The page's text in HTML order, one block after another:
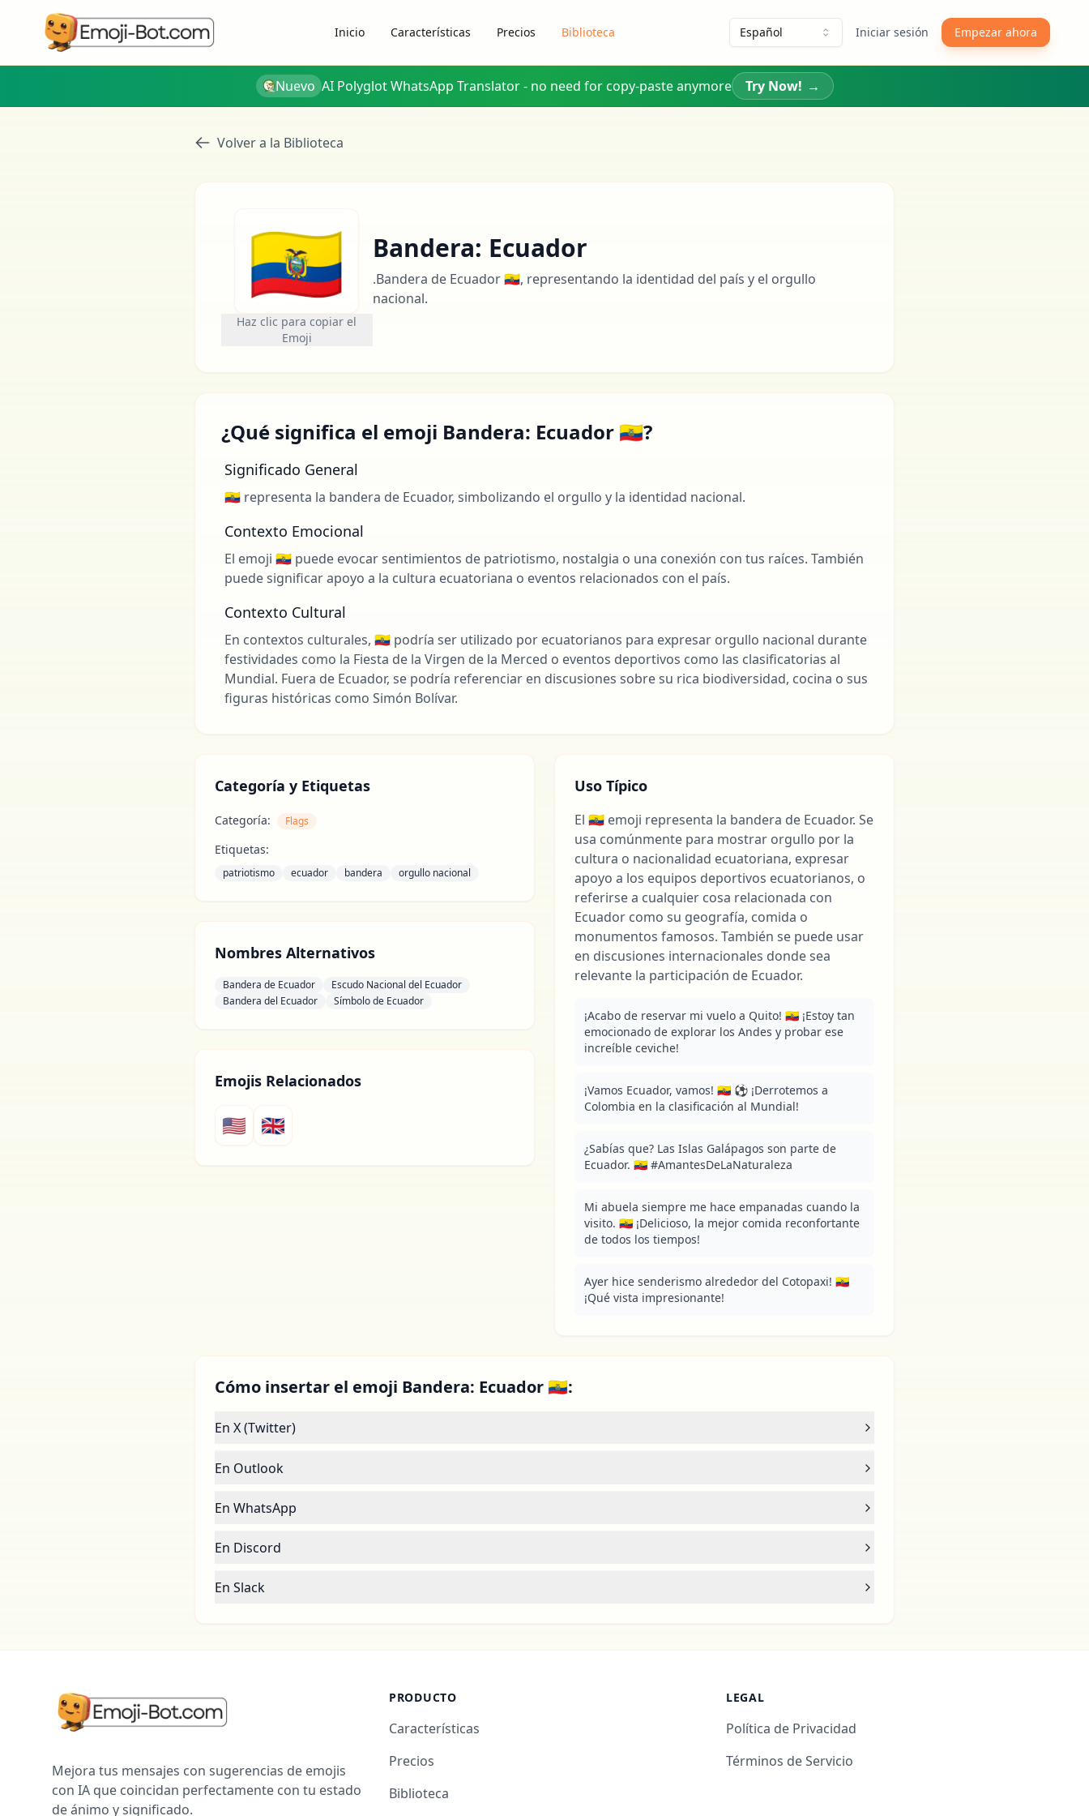
Inicio Características Precios Biblioteca Español Iniciar sesión Empezar ahora
Nuevo AI Polyglot WhatsApp Translator - no need for copy-paste anymore Try Now! →
Volver a la Biblioteca
🇪🇨
Haz clic para copiar el
Emoji
Bandera: Ecuador
.Bandera de Ecuador 🇪🇨, representando la identidad del país y el orgullo
nacional.
¿Qué significa el emoji Bandera: Ecuador 🇪🇨?
Significado General
🇪🇨 representa la bandera de Ecuador, simbolizando el orgullo y la identidad nacional.
Contexto Emocional
El emoji 🇪🇨 puede evocar sentimientos de patriotismo, nostalgia o una conexión con tus raíces. También
puede significar apoyo a la cultura ecuatoriana o eventos relacionados con el país.
Contexto Cultural
En contextos culturales, 🇪🇨 podría ser utilizado por ecuatorianos para expresar orgullo nacional durante
festividades como la Fiesta de la Virgen de la Merced o eventos deportivos como las clasificatorias al
Mundial. Fuera de Ecuador, se podría referenciar en discusiones sobre su rica biodiversidad, cocina o sus
figuras históricas como Simón Bolívar.
Categoría y Etiquetas
Categoría: Flags
Etiquetas:
patriotismo ecuador bandera orgullo nacional
Nombres Alternativos
Bandera de Ecuador
Escudo Nacional del Ecuador
Bandera del Ecuador
Símbolo de Ecuador
Emojis Relacionados
🇺🇸 🇬🇧
Uso Típico
El 🇪🇨 emoji representa la bandera de Ecuador. Se
usa comúnmente para mostrar orgullo por la
cultura o nacionalidad ecuatoriana, expresar
apoyo a los equipos deportivos ecuatorianos, o
referirse a cualquier cosa relacionada con
Ecuador como su geografía, comida o
monumentos famosos. También se puede usar
en discusiones internacionales donde sea
relevante la participación de Ecuador.
¡Acabo de reservar mi vuelo a Quito! 🇪🇨 ¡Estoy tan
emocionado de explorar los Andes y probar ese
increíble ceviche!
¡Vamos Ecuador, vamos! 🇪🇨 ⚽ ¡Derrotemos a
Colombia en la clasificación al Mundial!
¿Sabías que? Las Islas Galápagos son parte de
Ecuador. 🇪🇨 #AmantesDeLaNaturaleza
Mi abuela siempre me hace empanadas cuando la
visito. 🇪🇨 ¡Delicioso, la mejor comida reconfortante
de todos los tiempos!
Ayer hice senderismo alrededor del Cotopaxi! 🇪🇨
¡Qué vista impresionante!
Cómo insertar el emoji Bandera: Ecuador 🇪🇨:
En X (Twitter)
En Outlook
En WhatsApp
En Discord
En Slack
Mejora tus mensajes con sugerencias de emojis
con IA que coincidan perfectamente con tu estado
de ánimo y significado.
PRODUCTO
Características
Precios
Biblioteca
LEGAL
Política de Privacidad
Términos de Servicio